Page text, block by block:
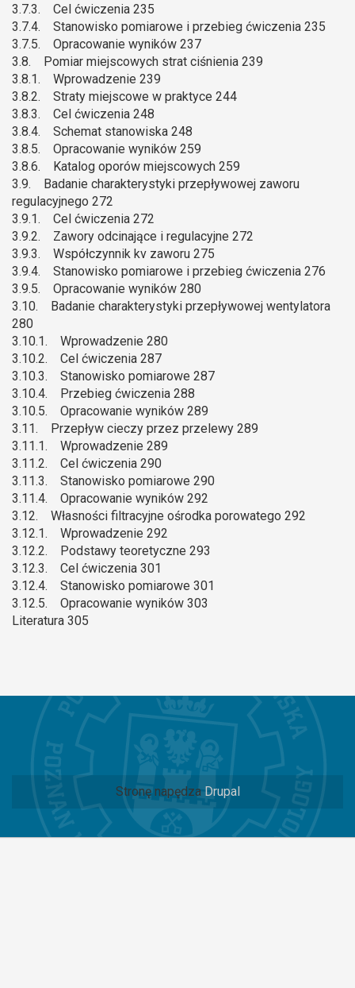
3.7.3. Cel ćwiczenia 235
3.7.4. Stanowisko pomiarowe i przebieg ćwiczenia 235
3.7.5. Opracowanie wyników 237
3.8. Pomiar miejscowych strat ciśnienia 239
3.8.1. Wprowadzenie 239
3.8.2. Straty miejscowe w praktyce 244
3.8.3. Cel ćwiczenia 248
3.8.4. Schemat stanowiska 248
3.8.5. Opracowanie wyników 259
3.8.6. Katalog oporów miejscowych 259
3.9. Badanie charakterystyki przepływowej zaworu
regulacyjnego 272
3.9.1. Cel ćwiczenia 272
3.9.2. Zawory odcinające i regulacyjne 272
3.9.3. Współczynnik kv zaworu 275
3.9.4. Stanowisko pomiarowe i przebieg ćwiczenia 276
3.9.5. Opracowanie wyników 280
3.10. Badanie charakterystyki przepływowej wentylatora
280
3.10.1. Wprowadzenie 280
3.10.2. Cel ćwiczenia 287
3.10.3. Stanowisko pomiarowe 287
3.10.4. Przebieg ćwiczenia 288
3.10.5. Opracowanie wyników 289
3.11. Przepływ cieczy przez przelewy 289
3.11.1. Wprowadzenie 289
3.11.2. Cel ćwiczenia 290
3.11.3. Stanowisko pomiarowe 290
3.11.4. Opracowanie wyników 292
3.12. Własności filtracyjne ośrodka porowatego 292
3.12.1. Wprowadzenie 292
3.12.2. Podstawy teoretyczne 293
3.12.3. Cel ćwiczenia 301
3.12.4. Stanowisko pomiarowe 301
3.12.5. Opracowanie wyników 303
Literatura 305
Stronę napędza Drupal